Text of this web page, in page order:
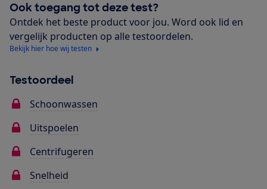
Ook toegang tot deze test?
Ontdek het beste product voor jou. Word ook lid en
vergelijk producten op alle testoordelen.
Bekijk hier hoe wij testen
Testoordeel
Schoonwassen
Uitspoelen
Centrifugeren
Snelheid